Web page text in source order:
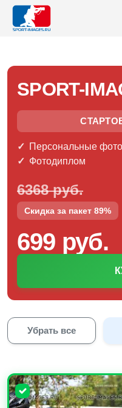
SPORT-
Персональные
Фотодиплом
6368 руб.
Скидка за пакет 89%
699 руб.
Убрать все